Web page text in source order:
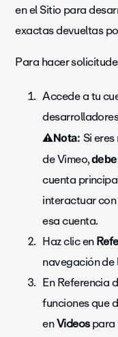
en el Sitio para
exactas devueltas
Para hacer
Accede a tu
⚠️Nota: Si
de Vimeo,
cuenta
interactuar
esa cuenta.
Haz clic en
navegación de
En Referencia
funciones que
enVideospara